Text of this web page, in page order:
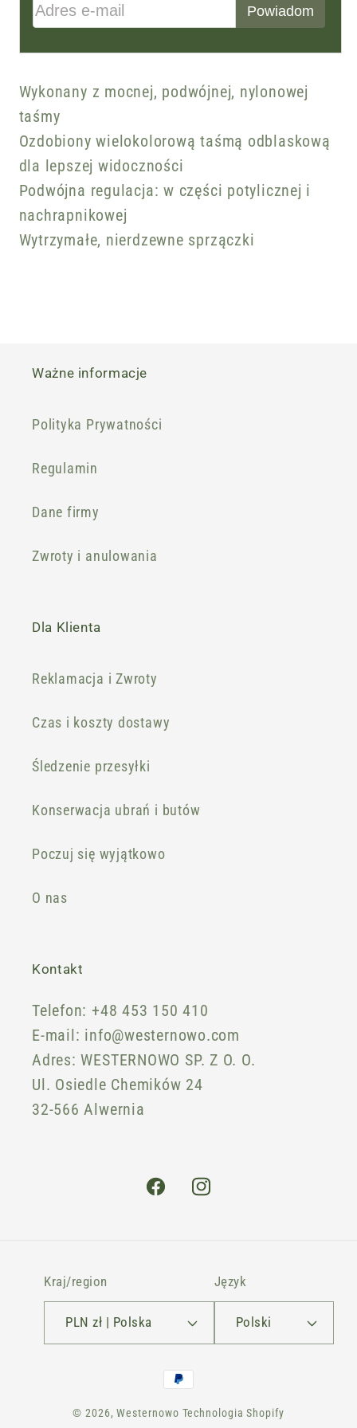
Adres e-mail Powiadom
Wykonany z mocnej, podwójnej, nylonowej
taśmy
Ozdobiony wielokolorową taśmą odblaskową
dla lepszej widoczności
Podwójna regulacja: w części potylicznej i
nachrapnikowej
Wytrzymałe, nierdzewne sprzączki
Ważne informacje
Polityka Prywatności
Regulamin
Dane firmy
Zwroty i anulowania
Dla Klienta
Reklamacja i Zwroty
Czas i koszty dostawy
Śledzenie przesyłki
Konserwacja ubrań i butów
Poczuj się wyjątkowo
O nas
Kontakt
Telefon: +48 453 150 410
E-mail: info@westernowo.com
Adres: WESTERNOWO SP. Z O. O.
Ul. Osiedle Chemików 24
32-566 Alwernia
FacebookInstagram
Kraj/region
PLN zł | Polska
Język
Polski
Metody
© 2026,Westernowo Technologia Shopify